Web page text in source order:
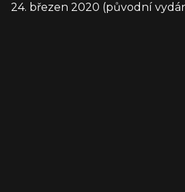
24. březen 2020 (původní